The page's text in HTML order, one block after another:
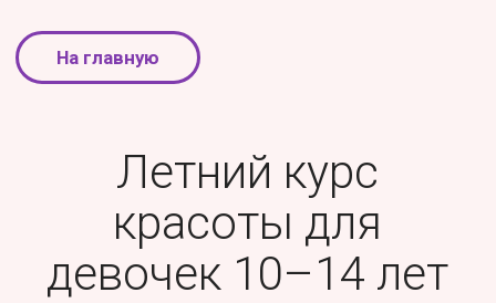
красоты для
девочек 10–14 лет
На главную
Программа, в которой каждая девочка
сможет научиться ухаживать за собой,